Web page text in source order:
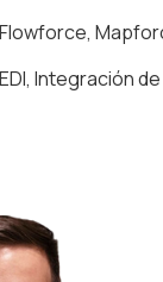
Integración